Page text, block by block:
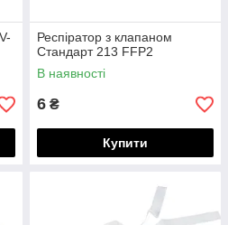
Респіратор з клапаном
Стандарт 213 FFP2
В наявності
6 ₴
Купити